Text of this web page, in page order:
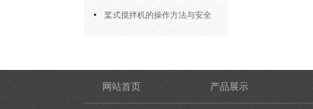
部件的功能与协同
桨式搅拌机的操作方法与安全
网站首页 产品展示